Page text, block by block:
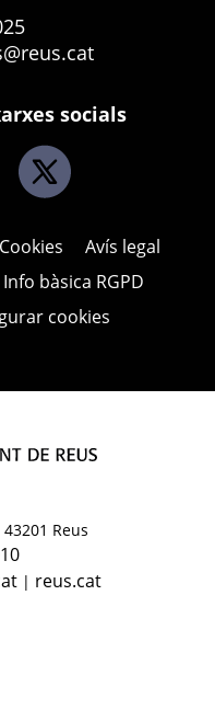
socials
X
Avís legal
Info bàsica RGPD
cookies
de Reus
Reus
| reus.cat